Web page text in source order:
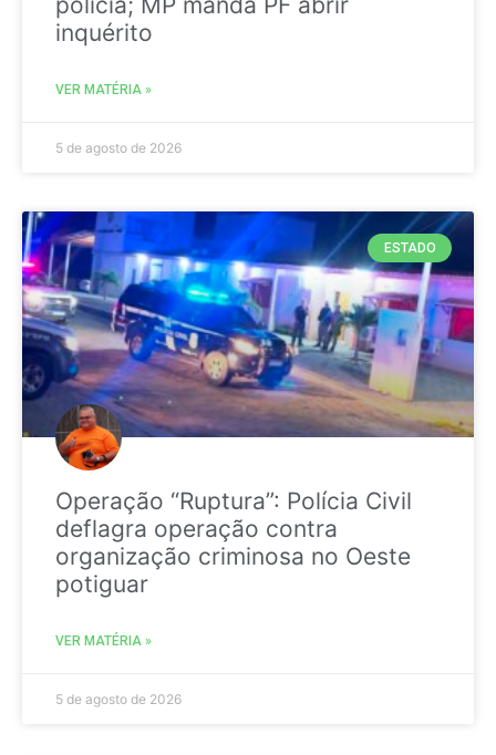
inquérito
VER MATÉRIA »
5 de agosto de 2026
ESTADO
Operação “Ruptura”: Polícia Civil
deflagra operação contra
organização criminosa no Oeste
potiguar
VER MATÉRIA »
5 de agosto de 2026